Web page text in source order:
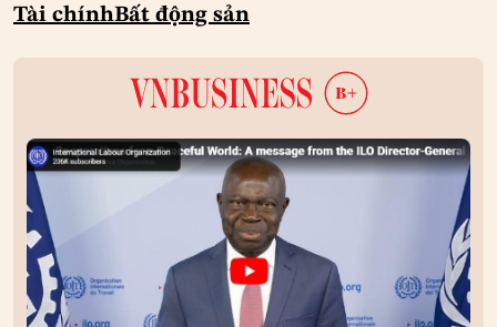
Tài chínhBất động sản